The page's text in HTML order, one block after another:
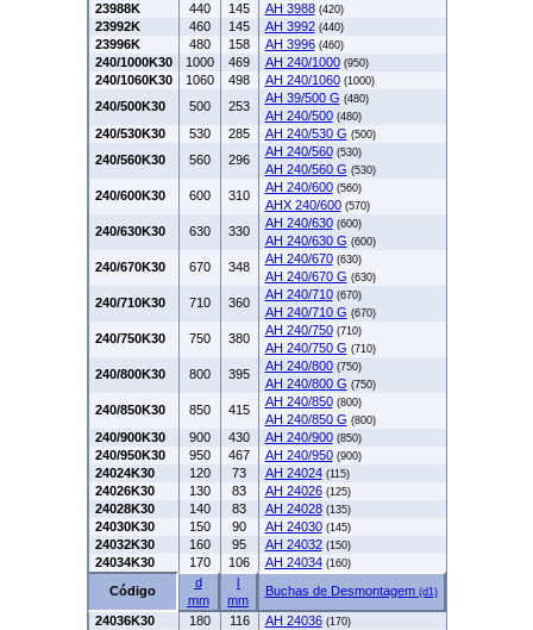
23988K 440 145 AH 3988 (420)
23992K 460 145 AH 3992 (440)
23996K 480 158 AH 3996 (460)
240/1000K30 1000 469 AH 240/1000 (950)
240/1060K30 1060 498 AH 240/1060 (1000)
240/500K30 500 253
AH 39/500 G (480)
AH 240/500 (480)
240/530K30 530 285 AH 240/530 G (500)
240/560K30 560 296
AH 240/560 (530)
AH 240/560 G (530)
240/600K30 600 310
AH 240/600 (560)
AHX 240/600 (570)
240/630K30 630 330
AH 240/630 (600)
AH 240/630 G (600)
240/670K30 670 348
AH 240/670 (630)
AH 240/670 G (630)
240/710K30 710 360
AH 240/710 (670)
AH 240/710 G (670)
240/750K30 750 380
AH 240/750 (710)
AH 240/750 G (710)
240/800K30 800 395
AH 240/800 (750)
AH 240/800 G (750)
240/850K30 850 415
AH 240/850 (800)
AH 240/850 G (800)
240/900K30 900 430 AH 240/900 (850)
240/950K30 950 467 AH 240/950 (900)
24024K30 120 73 AH 24024 (115)
24026K30 130 83 AH 24026 (125)
24028K30 140 83 AH 24028 (135)
24030K30 150 90 AH 24030 (145)
24032K30 160 95 AH 24032 (150)
24034K30 170 106 AH 24034 (160)
Código
d
mm
l
mm
Buchas de Desmontagem (d1)
24036K30 180 116 AH 24036 (170)